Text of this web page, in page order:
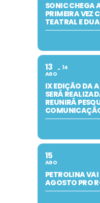
SONIC CHEGA
PRIMEIRA VEZ
TEATRAL E
13
AGO
14
IX EDIÇÃO DA
SERÁ
REUNIRÁ
15
AGO
PETROLINA
AGOSTO PRO